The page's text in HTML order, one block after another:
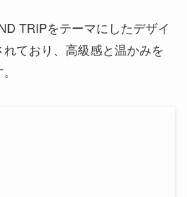
TRIPをテーマにしたデザイ
ており、高級感と温かみを